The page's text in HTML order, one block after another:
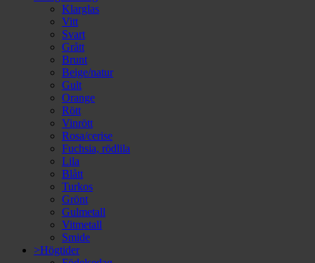
Klarglas
Vitt
Svart
Grått
Brunt
Beige/natur
Gult
Orange
Rött
Vinrött
Rosa/cerise
Fuchsia, rödlila
Lila
Blått
Turkos
Grönt
Gulmetall
Vitmetall
Smide
>Högtider